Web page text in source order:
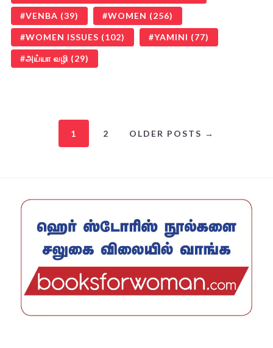
VENBA (39) WOMEN (256)
WOMEN ISSUES (102) YAMINI (77)
அய்யா வழி (29)
1 2 OLDER POSTS →